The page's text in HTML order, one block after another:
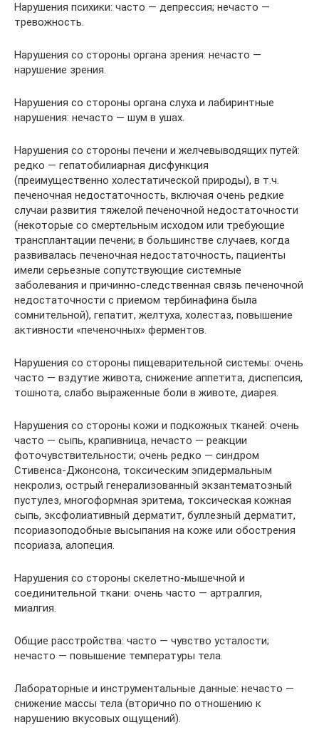
Нарушения психики: часто — депрессия; нечасто —
тревожность.
Нарушения со стороны органа зрения: нечасто —
нарушение зрения.
Нарушения со стороны органа слуха и лабиринтные
нарушения: нечасто — шум в ушах.
Нарушения со стороны печени и желчевыводящих путей:
редко — гепатобилиарная дисфункция
(преимущественно холестатической природы), в т.ч.
печеночная недостаточность, включая очень редкие
случаи развития тяжелой печеночной недостаточности
(некоторые со смертельным исходом или требующие
трансплантации печени; в большинстве случаев, когда
развивалась печеночная недостаточность, пациенты
имели серьезные сопутствующие системные
заболевания и причинно-следственная связь печеночной
недостаточности с приемом тербинафина была
сомнительной), гепатит, желтуха, холестаз, повышение
активности «печеночных» ферментов.
Нарушения со стороны пищеварительной системы: очень
часто — вздутие живота, снижение аппетита, диспепсия,
тошнота, слабо выраженные боли в животе, диарея.
Нарушения со стороны кожи и подкожных тканей: очень
часто — сыпь, крапивница, нечасто — реакции
фоточувствительности; очень редко — синдром
Стивенса-Джонсона, токсическим эпидермальным
некролиз, острый генерализованный экзантематозный
пустулез, многоформная эритема, токсическая кожная
сыпь, эксфолиативный дерматит, буллезный дерматит,
псориазоподобные высыпания на коже или обострения
псориаза, алопеция.
Нарушения со стороны скелетно-мышечной и
соединительной ткани: очень часто — артралгия,
миалгия.
Общие расстройства: часто — чувство усталости;
нечасто — повышение температуры тела.
Лабораторные и инструментальные данные: нечасто —
снижение массы тела (вторично по отношению к
нарушению вкусовых ощущений).